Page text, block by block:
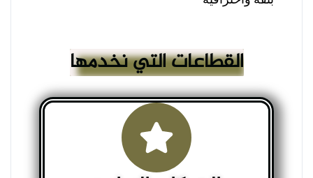
القطاعات التي نخدمها